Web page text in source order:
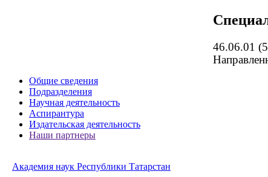
46.06.01
Общие сведения
Подразделения
Научная деятельность
Аспирантура
Издательская деятельность
Наши партнеры
Академия наук Республики Татарстан